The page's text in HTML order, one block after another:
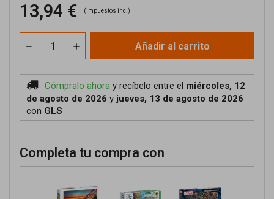
13,94 € (impuestos inc.)
Añadir al carrito
Cómpralo ahora y recíbelo entre el miércoles, 12
de agosto de 2026 y jueves, 13 de agosto de 2026
con GLS
Completa tu compra con